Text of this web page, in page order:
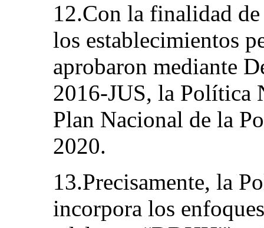
12.Con la finalidad
los establecimientos
aprobaron mediante
2016-JUS, la Política
Plan Nacional de la
2020.
13.Precisamente, la
incorpora los